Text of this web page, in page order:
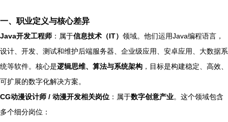
一、职业定义与核心差异
Java开发工程师 ：属于信息技术（IT） 领域。他们运用Java编程语言，
设计、开发、测试和维护后端服务器、企业级应用、安卓应用、大数据系
统等软件。核心是逻辑思维、算法与系统架构 ，目标是构建稳定、高效、
可扩展的数字化解决方案。
CG动漫设计师 / 动漫开发相关岗位 ：属于数字创意产业。这个领域包含
多个细分岗位：